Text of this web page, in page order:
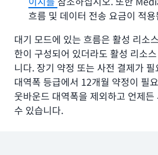
흐름 및 데이터 전송 요금이 적
대기 모드에 있는 흐름은 활성 리소
한이 구성되어 있더라도 활성 리소
니다. 장기 약정 또는 사전 결제가
대역폭 등급에서 12개월 약정이 필
웃바운드 대역폭을 제외하고 언제
수 있습니다.